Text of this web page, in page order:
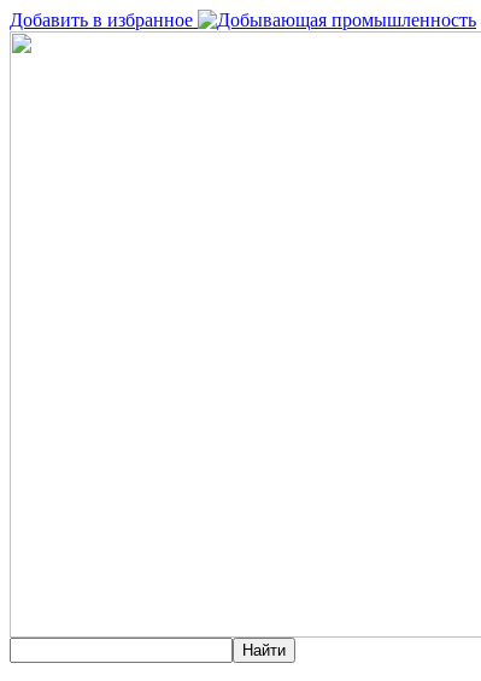
Добавить в избранное